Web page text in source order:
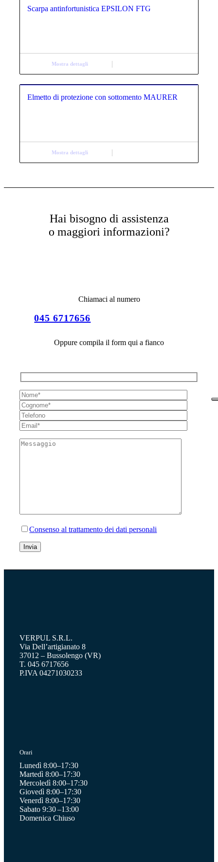
Scarpa antinfortunistica EPSILON FTG
Mostra dettagli
Elmetto di protezione con sottomento MAURER
Mostra dettagli
Hai bisogno di assistenza
o maggiori informazioni?
Chiamaci al numero
045 6717656
Oppure compila il form qui a fianco
Consenso al trattamento dei dati personali
VERPUL S.R.L.
Via Dell’artigianato 8
37012 – Bussolengo (VR)
T. 045 6717656
P.IVA 04271030233
Orari
Lunedì 8:00–17:30
Martedì 8:00–17:30
Mercoledì 8:00–17:30
Giovedì 8:00–17:30
Venerdì 8:00–17:30
Sabato 9:30 –13:00
Domenica Chiuso